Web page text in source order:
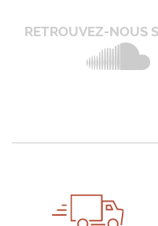
RETROUVEZ-NOUS